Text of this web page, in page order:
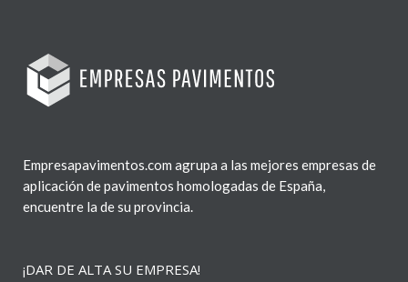
Empresapavimentos.com agrupa a las mejores empresas de
aplicación de pavimentos homologadas de España,
encuentre la de su provincia.
¡DAR DE ALTA SU EMPRESA!